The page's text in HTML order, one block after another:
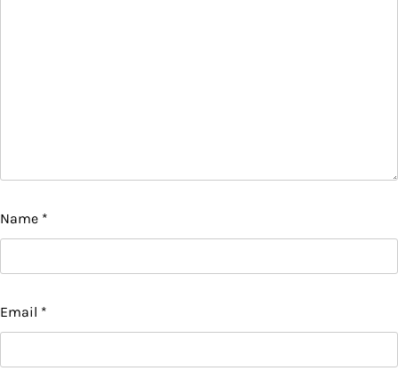
Name *
Email *